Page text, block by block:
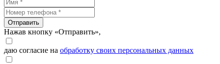
Отправить
Нажав кнопку «Отправить»,
даю согласие на обработку своих персональных данных